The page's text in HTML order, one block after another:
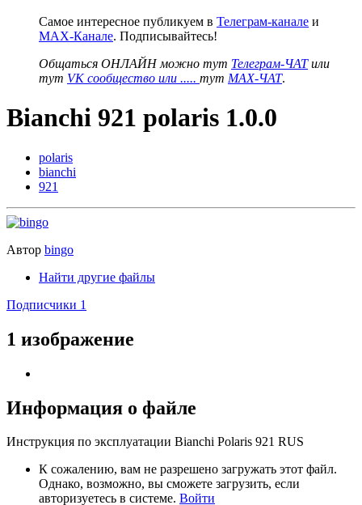
Самое интересное публикуем в Телеграм-канале и
MAX-Канале. Подписывайтесь!
Общаться ОНЛАЙН можно тут Телеграм-ЧАТили
тут VK сообщество или ..... тут MAX-ЧАТ.
Bianchi 921 polaris 1.0.0
polaris
bianchi
921
Автор bingo
Найти другие файлы
Подписчики 1
1 изображение
Информация о файле
Инструкция по эксплуатации Bianchi Polaris 921 RUS
К сожалению, вам не разрешено загружать этот файл.
Однако, возможно, вы сможете загрузить, если
авторизуетесь в системе. Войти